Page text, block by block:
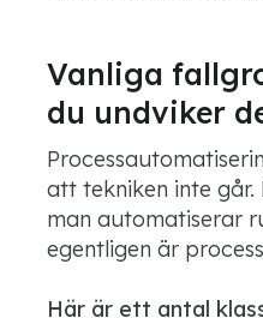
Vanliga
du undviker
att tekniken inte
man automatiserar
egentligen är
Här är ett antal